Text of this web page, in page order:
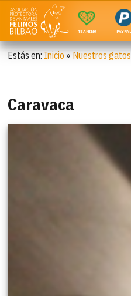
TEAMING PAYPAL
Estás en: Inicio » Nuestros gatos
Caravaca